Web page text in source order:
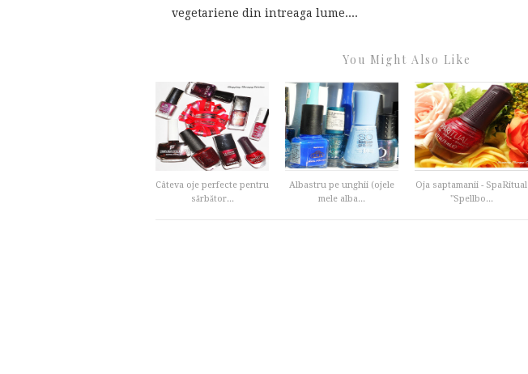
vegetariene din intreaga lume....
You Might Also Like
Câteva oje perfecte pentru
sărbător...
Albastru pe unghii (ojele
mele alba...
Oja saptamanii - SpaRitual
"Spellbo...